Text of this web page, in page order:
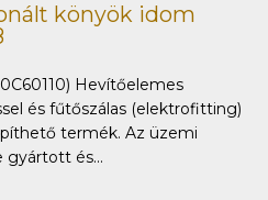
könyök idom
Hevítőelemes
és fűtőszálas (elektrofitting)
termék. Az üzemi
gyártott és...